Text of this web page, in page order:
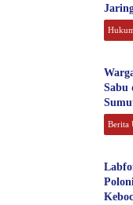
Sabu
Berita